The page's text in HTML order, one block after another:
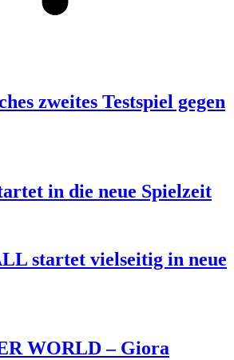
zweites Testspiel gegen
in die neue Spielzeit
startet vielseitig in neue
WORLD – Giora